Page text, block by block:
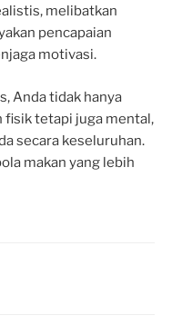
melibatkan
pencapaian
motivasi.
Anda tidak hanya
fisik tetapi juga mental,
secara keseluruhan.
makan yang lebih